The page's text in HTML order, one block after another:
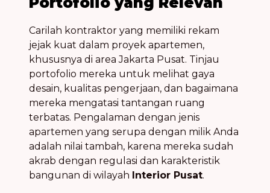
Carilah kontraktor yang memiliki rekam
jejak kuat dalam proyek apartemen,
khususnya di area Jakarta Pusat. Tinjau
portofolio mereka untuk melihat gaya
desain, kualitas pengerjaan, dan bagaimana
mereka mengatasi tantangan ruang
terbatas. Pengalaman dengan jenis
apartemen yang serupa dengan milik Anda
adalah nilai tambah, karena mereka sudah
akrab dengan regulasi dan karakteristik
bangunan di wilayah Interior Pusat.